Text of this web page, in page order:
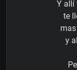
Y allí
te
y